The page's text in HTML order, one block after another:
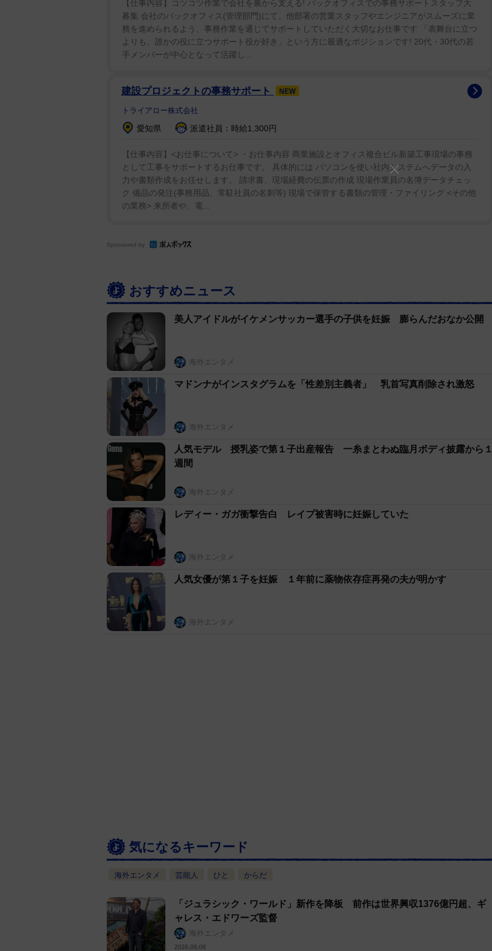
【仕事内容】コツコツ作業で会社を裏から支える! バックオフィスでの事務サポートスタッフ大
募集 会社のバックオフィス(管理部門)にて、他部署の営業スタッフやエンジニアがスムーズに業
務を進められるよう、事務作業を通じてサポートしていただく大切なお仕事です 「表舞台に立つ
よりも、誰かの役に立つサポート役が好き」という方に最適なポジションです! 20代・30代の若
手メンバーが中心となって活躍し...
建設プロジェクトの事務サポート NEW
トライアロー株式会社
愛知県 派遣社員：時給1,300円
【仕事内容】<お仕事について> ・お仕事内容 商業施設とオフィス複合ビル新築工事現場の事務
として工事をサポートするお仕事です。 具体的には パソコンを使い社内システムへデータの入
力や書類作成をお任せします。 請求書、現場経費の伝票の作成 現場作業員の名簿データチェッ
ク 備品の発注(事務用品、常駐社員の名刺等) 現場で保管する書類の管理・ファイリング <その他
の業務> 来所者や、電...
Sponsored by
おすすめニュース
美人アイドルがイケメンサッカー選手の子供を妊娠 膨らんだおなか公開
海外エンタメ
マドンナがインスタグラムを「性差別主義者」 乳首写真削除され激怒
海外エンタメ
人気モデル 授乳姿で第１子出産報告 一糸まとわぬ臨月ボディ披露から１
週間
海外エンタメ
レディー・ガガ衝撃告白 レイプ被害時に妊娠していた
海外エンタメ
人気女優が第１子を妊娠 １年前に薬物依存症再発の夫が明かす
海外エンタメ
気になるキーワード
海外エンタメ 芸能人 ひと からだ
「ジュラシック・ワールド」新作を降板 前作は世界興収1376億円超、ギ
ャレス・エドワーズ監督
海外エンタメ
2026.08.08